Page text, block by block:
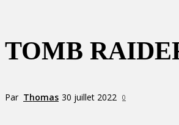
TOMB
Par Thomas 30 juillet 2022 0